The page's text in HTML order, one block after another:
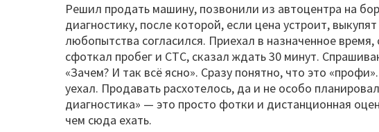
Решил продать машину, позвонили из автоцентра на
диагностику, после которой, если цена устроит,
любопытства согласился. Приехал в назначенное
сфоткал пробег и СТС, сказал ждать 30 минут.
«Зачем? И так всё ясно». Сразу понятно, что это
уехал. Продавать расхотелось, да и не особо
диагностика» — это просто фотки и дистанционная
чем сюда ехать.